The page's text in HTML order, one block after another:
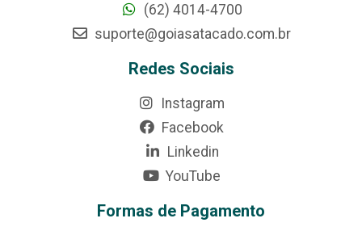
(62) 4014-4700
suporte@goiasatacado.com.br
Redes Sociais
Instagram
Facebook
Linkedin
YouTube
Formas de Pagamento